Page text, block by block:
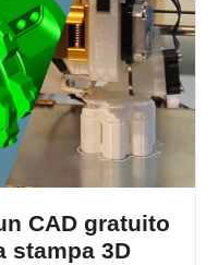
CAD gratuito
stampa 3D